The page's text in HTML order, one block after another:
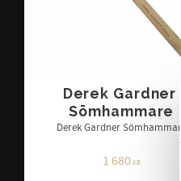
Derek Gardner
Sömhammare
Derek Gardner Sömhammare
1 680KR